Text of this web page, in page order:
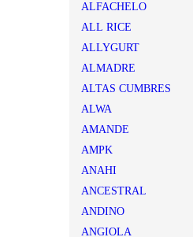
ALFACHELO
ALL RICE
ALLYGURT
ALMADRE
ALTAS CUMBRES
ALWA
AMANDE
AMPK
ANAHI
ANCESTRAL
ANDINO
ANGIOLA